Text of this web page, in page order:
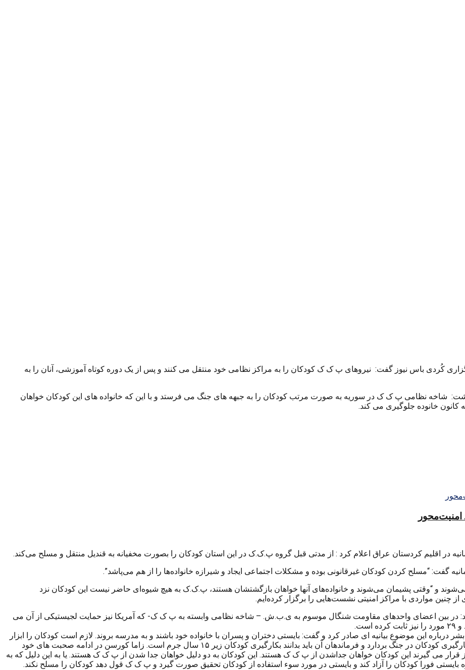
کُردی باس نیوز گفت: نیروهای پ ک ک کودکان را به مراکز نظامی خود منتقل می کنند و پس از یک دوره کوتاه آموزشی، آنان را به
شاخه نظامی پ ک ک در سوریه به صورت مرتب کودکان را به جبهه های جنگ می فرستد و با این که خانواده های این کودکان خواهان
خانوده جلوگیری می کند.
امنیت‌محور
در اقلیم کردستان عراق اعلام کرد : از مدتی قبل گروه پ.ک.ک در این استان کودکان را بصورت مخفیانە به قندیل منتقل و مسلح می‌کند.
گفت: “مسلح کردن کودکان غیرقانونی بودە و مشکلات اجتماعی ایجاد و شیرازە خانوادەها را از هم می‌پاشد”.
از ١٨ سال بودە و فریب دادە می‌شوند و “وقتی پشیمان می‌شوند و خانوادەهای آنها خواهان بازگشتشان هستند، پ.ک.ک بە هیچ شیوەای حاضر نیست این کودکان نزد
چنین مواردی با مراکز امنیتی نشست‌هایی را برگزار کردەایم.
در بین اعضای واحدهای مقاومت شنگال موسوم به ی.ب.ش. – شاخه نظامی وابسته به پ ک ک- که آمریکا نیز حمایت لجیستیکی از آن می
این موضوع بیانیه ای صادر کرد و گفت: بایستی دختران و پسران با خانواده خود باشند و به مدرسه بروند. لازم است کودکان را ابزار
جنگی قرار ندهند. بایستی پ ک ک خیلی صریح و علنی دست از بکارگیری کودکان در جنگ بردارد و فرماندهان آن باید بدانند بکارگیری کودکان زیر ۱۵ سال جرم است. زاما کورسن در ادامه صحبت های خود
قرار می گیرند این کودکان خواهان جداشدن از پ ک ک هستند. این کودکان به دو دلیل خواهان جدا شدن از پ ک ک هستند. یا به این دلیل که به
بایستی فورا کودکان را آزاد کند و بایستی در مورد سوء استفاده از کودکان تحقیق صورت گیرد و پ ک ک قول دهد کودکان را مسلح نکند.